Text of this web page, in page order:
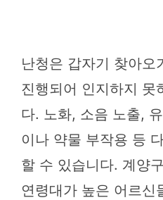
난청은 갑자기 찾아오
진행되어 인지하지 못
다. 노화, 소음 노출,
이나 약물 부작용 등
할 수 있습니다. 계양
연령대가 높은 어르신